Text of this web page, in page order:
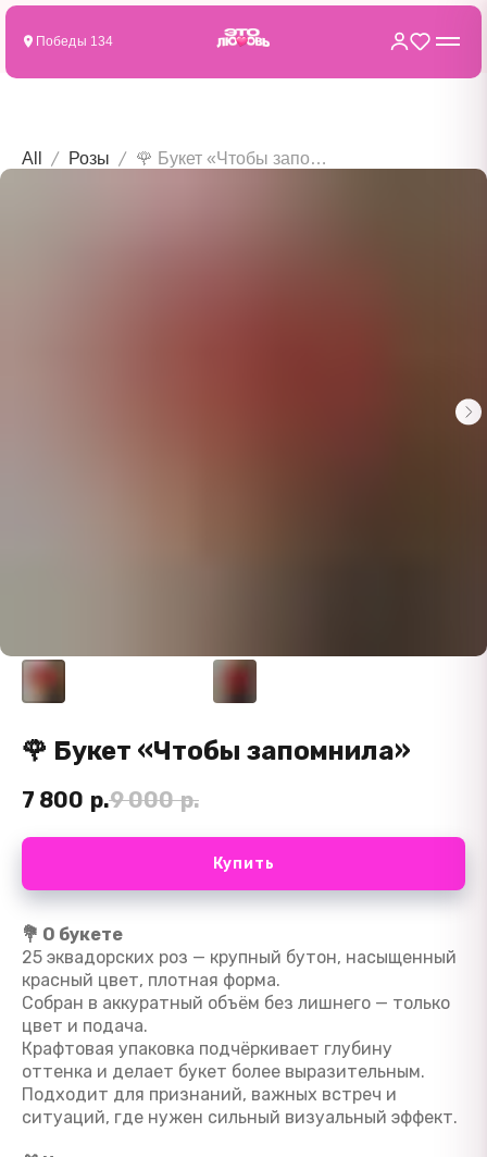
Победы 134
All Розы 🌹 Букет «Чтобы запомнила»
🌹 Букет «Чтобы запомнила»
7 800 р.9 000 р.
Купить
💐 О букете
25 эквадорских роз — крупный бутон, насыщенный
красный цвет, плотная форма.
Собран в аккуратный объём без лишнего — только
цвет и подача.
Крафтовая упаковка подчёркивает глубину
оттенка и делает букет более выразительным.
Подходит для признаний, важных встреч и
ситуаций, где нужен сильный визуальный эффект.